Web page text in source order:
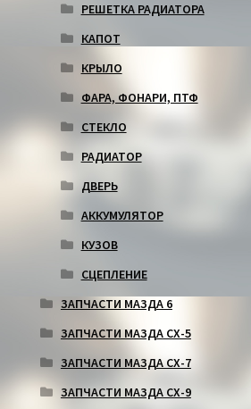
РЕШЕТКА РАДИАТОРА
КАПОТ
КРЫЛО
ФАРА, ФОНАРИ, ПТФ
СТЕКЛО
РАДИАТОР
ДВЕРЬ
АККУМУЛЯТОР
КУЗОВ
СЦЕПЛЕНИЕ
ЗАПЧАСТИ МАЗДА 6
ЗАПЧАСТИ МАЗДА СХ-5
ЗАПЧАСТИ МАЗДА СХ-7
ЗАПЧАСТИ МАЗДА СХ-9